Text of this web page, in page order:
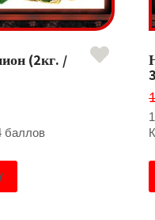
(2кг. /
баллов